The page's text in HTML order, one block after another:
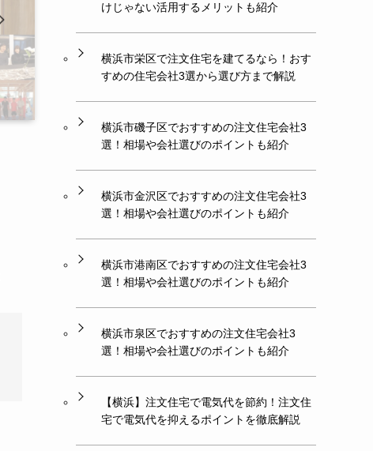
けじゃない活用するメリットも紹介
横浜市栄区で注文住宅を建てるなら！おす
すめの住宅会社3選から選び方まで解説
横浜市磯子区でおすすめの注文住宅会社3
選！相場や会社選びのポイントも紹介
横浜市金沢区でおすすめの注文住宅会社3
選！相場や会社選びのポイントも紹介
横浜市港南区でおすすめの注文住宅会社3
選！相場や会社選びのポイントも紹介
横浜市泉区でおすすめの注文住宅会社3
選！相場や会社選びのポイントも紹介
【横浜】注文住宅で電気代を節約！注文住
宅で電気代を抑えるポイントを徹底解説